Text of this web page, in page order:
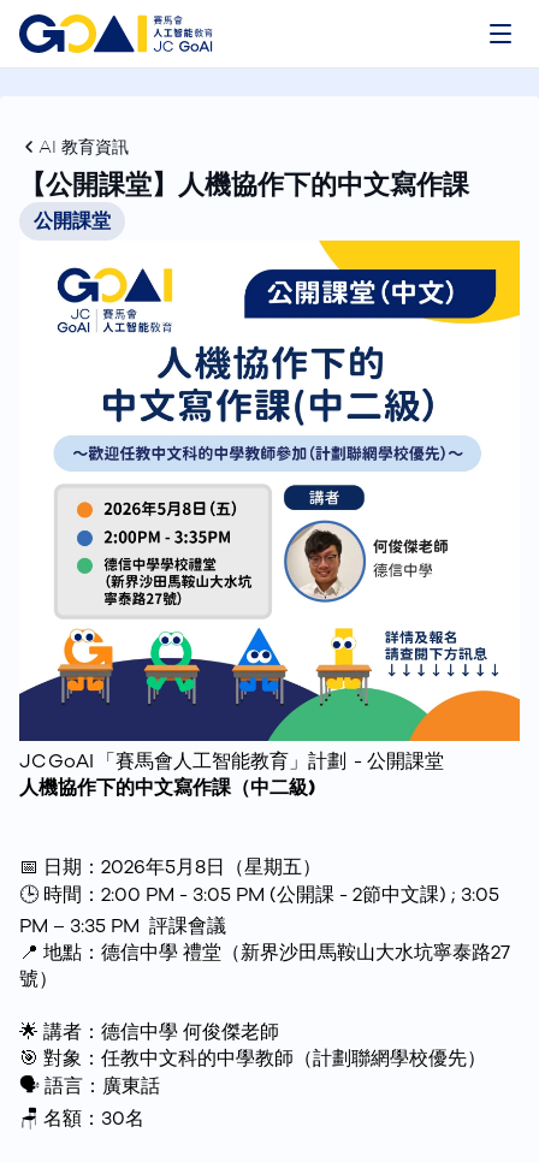
AI 教育資訊
【公開課堂】人機協作下的中文寫作課
公開課堂
JC GoAI 「賽馬會人工智能教育」計劃 - 公開課堂
人機協作下的中文寫作課（中二級)
📅 日期：2026年5月8日（星期五）
🕒 時間：2:00 PM - 3:05 PM (公開課 - 2節中文課) ; 3:05
PM – 3:35 PM 評課會議
📍 地點：德信中學 禮堂（新界沙田馬鞍山大水坑寧泰路27
號）
🌟 講者：德信中學 何俊傑老師
🎯 對象：任教中文科的中學教師（計劃聯網學校優先）
🗣️ 語言：廣東話
🪑 名額：30名